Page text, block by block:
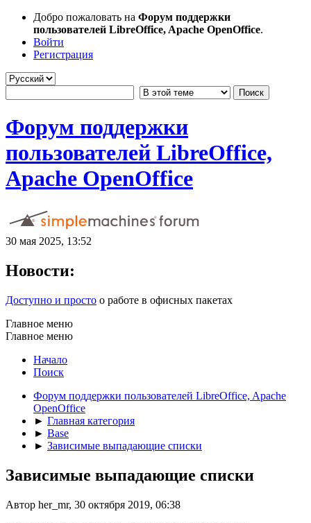
Добро пожаловать на Форум поддержки
пользователей LibreOffice, Apache OpenOffice.
Войти
Регистрация
Форум поддержки
пользователей LibreOffice,
Apache OpenOffice
30 мая 2025, 13:52
Новости:
Доступно и просто о работе в офисных пакетах
Главное меню
Главное меню
Начало
Поиск
Форум поддержки пользователей LibreOffice, Apache
OpenOffice
► Главная категория
► Base
► Зависимые выпадающие списки
Зависимые выпадающие списки
Автор her_mr, 30 октября 2019, 06:38